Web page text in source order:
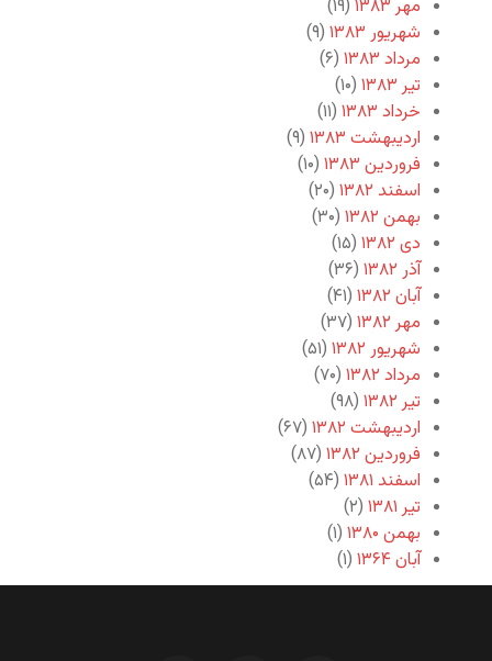
مهر ۱۳۸۳
(۱۹)
شهریور ۱۳۸۳
(۹)
مرداد ۱۳۸۳
(۶)
تیر ۱۳۸۳
(۱۰)
خرداد ۱۳۸۳
(۱۱)
اردیبهشت ۱۳۸۳
(۹)
فروردین ۱۳۸۳
(۱۰)
اسفند ۱۳۸۲
(۲۰)
بهمن ۱۳۸۲
(۳۰)
دی ۱۳۸۲
(۱۵)
آذر ۱۳۸۲
(۳۶)
آبان ۱۳۸۲
(۴۱)
مهر ۱۳۸۲
(۳۷)
شهریور ۱۳۸۲
(۵۱)
مرداد ۱۳۸۲
(۷۰)
تیر ۱۳۸۲
(۹۸)
اردیبهشت ۱۳۸۲
(۶۷)
فروردین ۱۳۸۲
(۸۷)
اسفند ۱۳۸۱
(۵۴)
تیر ۱۳۸۱
(۲)
بهمن ۱۳۸۰
(۱)
آبان ۱۳۶۴
(۱)